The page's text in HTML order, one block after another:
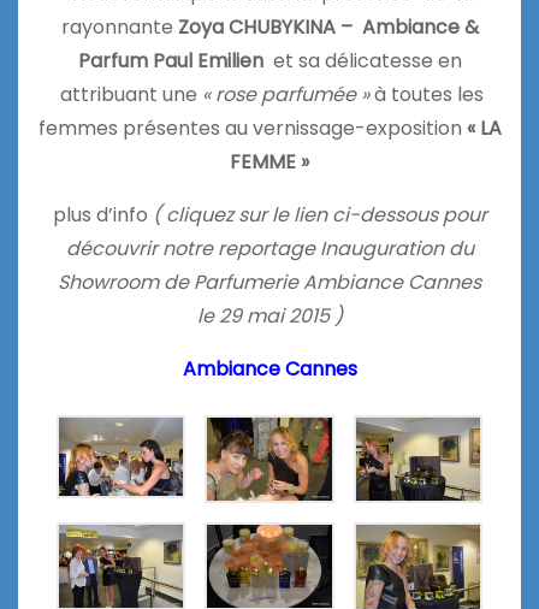
rayonnante Zoya CHUBYKINA – Ambiance &
Parfum Paul Emilien et sa délicatesse en
attribuant une « rose parfumée »à toutes les
femmes présentes au vernissage-exposition « LA
FEMME »
plus d’info ( cliquez sur le lien ci-dessous pour
découvrir notre reportageInauguration du
Showroom de ParfumerieAmbiance Cannes
le29 mai 2015 )
Ambiance Cannes